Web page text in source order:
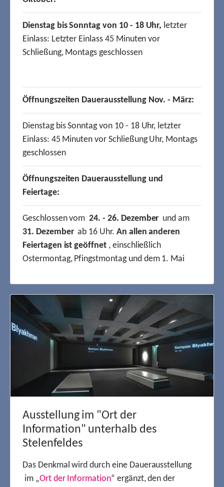
Ausstellung im "Ort der
Information" unterhalb des
Stelenfeldes
Das Denkmal wird durch eine Dauerausstellung
im „Ort der Information“ ergänzt, den der
Dienstag bis Sonntag von 10 - 18 Uhr, letzter
Einlass: Letzter Einlass 45 Minuten vor
Schließung, Montags geschlossen
Öffnungszeiten Dauerausstellung Nov. - März:
Dienstag bis Sonntag von 10 - 18 Uhr, letzter
Einlass: 45 Minuten vor Schließung Uhr, Montags
geschlossen
Öffnungszeiten Dauerausstellung und
Feiertage:
Geschlossen vom24. - 26. Dezember und am
31. Dezemberab 16 Uhr. An allen anderen
Feiertagen ist geöffnet, einschließlich
Ostermontag, Pfingstmontag und dem 1. Mai